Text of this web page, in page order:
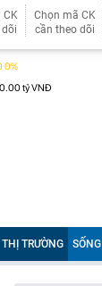
CK
Chọn mã CK
cần theo dõi
THỊ TRƯỜNG SỐNG